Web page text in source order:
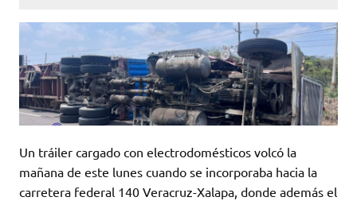
Un tráiler cargado con electrodomésticos volcó la
mañana de este lunes cuando se incorporaba hacia la
carretera federal 140 Veracruz-Xalapa, donde además el